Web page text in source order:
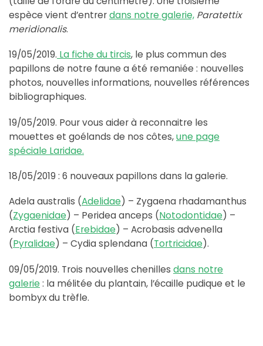
espèce vient d’entrerdans notre galerie, Paratettix
meridionalis.
19/05/2019. La fiche du tircis, le plus commun des
papillons de notre faune a été remaniée : nouvelles
photos, nouvelles informations, nouvelles références
bibliographiques.
19/05/2019. Pour vous aider à reconnaitre les
mouettes et goélands de nos côtes,une page
spéciale Laridae.
18/05/2019 : 6 nouveaux papillons dans la galerie.
Adela australis (Adelidae) – Zygaena rhadamanthus
(Zygaenidae) – Peridea anceps (Notodontidae) –
Arctia festiva (Erebidae) – Acrobasis advenella
(Pyralidae) – Cydia splendana (Tortricidae).
09/05/2019. Trois nouvelles chenilles dans notre
galerie : la mélitée du plantain, l’écaille pudique et le
bombyx du trèfle.